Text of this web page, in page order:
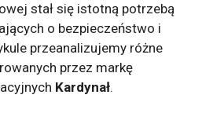
stał się istotną potrzebą
o bezpieczeństwo i
przeanalizujemy różne
przez markę
Kardynał.